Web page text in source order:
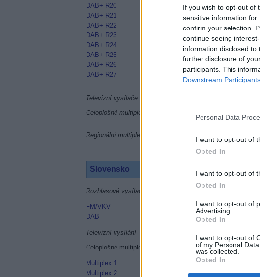
If you wish to opt-out of
sensitive information
confirm your selection.
continue seeing
information disclosed
further disclosure of
participants. This
Downstream Participants
Personal Data
I want to opt-out of
Opted In
I want to opt-out of
Opted In
I want to opt-out of
Advertising.
Opted In
I want to opt-out of
of my Personal
was collected.
Opted In
DAB+ R20
DAB+ R21
DAB+ R22
DAB+ R23
DAB+ R24
DAB+ R25
DAB+ R26
DAB+ R27
Televizní vysílače
Celoplošné multiplexy
Regionální multiplexy
Slovensko
Rozhlasové vysílače
FM/VKV
DAB
Televizní vysílání
Celoplošné multiplexy
Multiplex 1
Multiplex 2